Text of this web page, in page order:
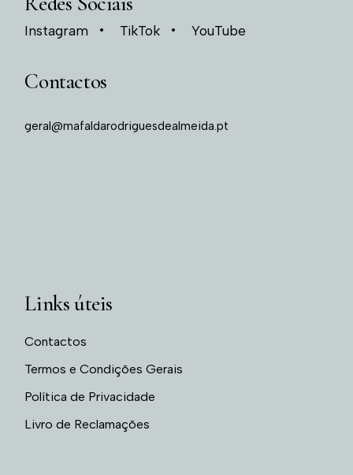
Instagram TikTok YouTube
Contactos
geral@mafaldarodriguesdealmeida.pt
Links úteis
Contactos
Termos e Condições Gerais
Política de Privacidade
Livro de Reclamações